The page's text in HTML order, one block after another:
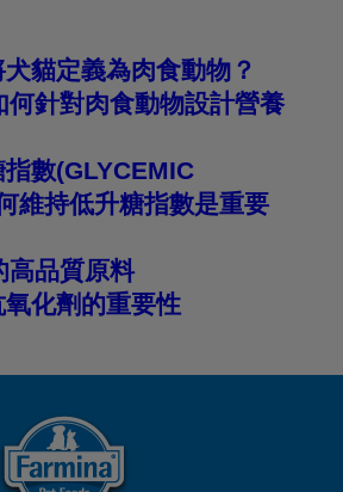
貓定義為肉食動物？
何針對肉食動物設計營養
數(GLYCEMIC
維持低升糖指數是重要
高品質原料
化劑的重要性